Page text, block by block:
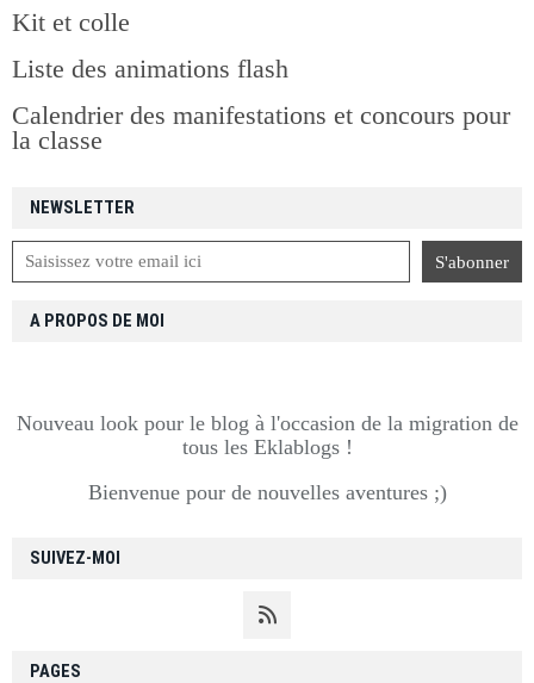
NEWSLETTER
SUIVEZ-MOI
PAGES
Kit et colle
Liste des animations flash
Calendrier des manifestations et concours pour
la classe
A PROPOS DE MOI
Nouveau look pour le blog à l'occasion de la migration de
tous les Eklablogs !
Bienvenue pour de nouvelles aventures ;)